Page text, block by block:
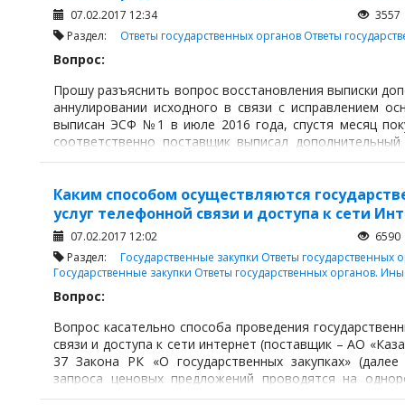
договор с АО "Казахтелеком" способом из
государственных закупках" ?
Ответ И.о.Председателя Комитета внутреннего
2017 года на вопрос от 9 января 2017 года №
В соответствии с пп.1) п.3 ст.39 Закона РК «О
государственные закупки способом из одного
государственных закупках осуществляются в
естественных монополий, а также услуг
гарантирующим поставщиком электрической энергии.
07.02.2017 12:34
3557
Раздел: Ответы государственных органов Ответы
Вопрос:
Прошу разъяснить вопрос восстановления выписки
аннулировании исходного в связи с исправлением
выписан ЭСФ №1 в июле 2016 года, спустя месяц
соответственно поставщик выписал
оборота в дополнительном ЭСФ№2 20.08.2016).
2017. При выписке исправленного счета-
дополнительный к нему ЭСФ №2. Поскольку
возврата товара в августе, поставщику необходимо
выписать его заново, на основании
дополнительного ЭСФ.
Как можно обосновать в случае необходимости
выписку дополнительного ЭСФ с нарушением срока
восстановить эту операцию о поставщика нет, и
"Исправленный"?
Ответ Председателя Комитета по
Каким способом осуществляются
услуг телефонной связи и доступа к сети
07.02.2017 12:02
6590
Раздел: Государственные закупки Ответы государственных
Государственные закупки Ответы государственных органов.
Вопрос:
Вопрос касательно способа проведения
связи и доступа к сети интернет (поставщик – АО
37 Закона РК «О государственных закупках»
запроса ценовых предложений проводятся на
объемы таких однородных товаров, работ,